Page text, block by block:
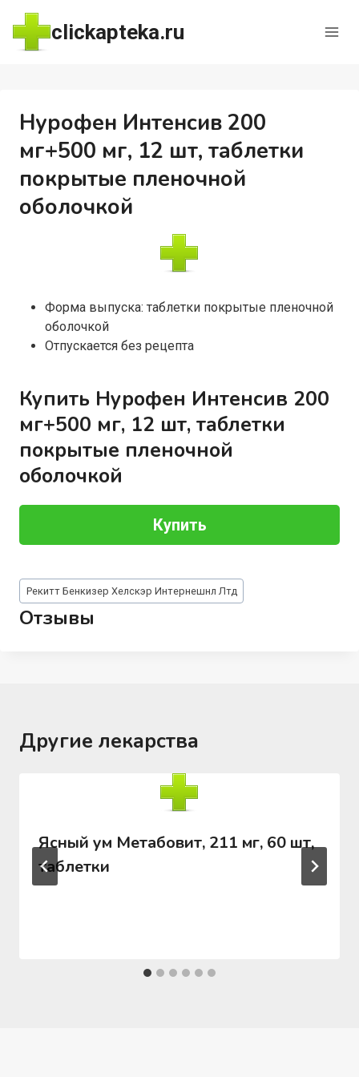
Перейти
содержимому
clickapteka.ru
Нурофен Интенсив 200
мг+500 мг, 12 шт, таблетки
покрытые пленочной
оболочкой
Форма выпуска: таблетки покрытые пленочной
оболочкой
Отпускается без рецепта
Купить Нурофен Интенсив 200
мг+500 мг, 12 шт, таблетки
покрытые пленочной
оболочкой
Купить
Метки
записи:
Рекитт Бенкизер Хелскэр Интернешнл Лтд
Отзывы
Другие лекарства
Ясный ум Метабовит, 211 мг, 60 шт,
таблетки